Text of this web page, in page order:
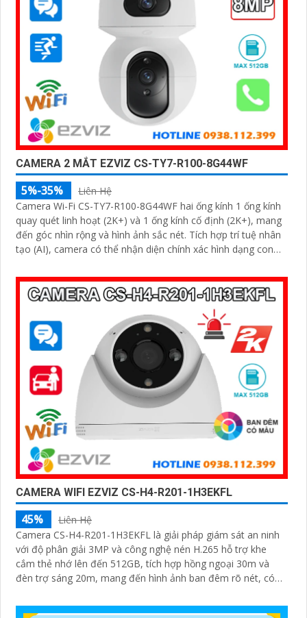
CAMERA 2 MẮT EZVIZ CS-TY7-R100-8G44WF
5%-35%
Liên Hệ
Camera Wi-Fi CS-TY7-R100-8G44WF hai ống kính 1 ống kính
quay quét linh hoạt (2K+) và 1 ống kính cố định (2K+), mang
đến góc nhìn rộng và hình ảnh sắc nét. Tích hợp trí tuệ nhân
tạo (AI), camera có thể nhận diện chính xác hình dạng con
CAMERA WIFI EZVIZ CS-H4-R201-1H3EKFL
45%
Liên Hệ
Camera CS-H4-R201-1H3EKFL là giải pháp giám sát an ninh
với độ phân giải 3MP và công nghệ nén H.265 hỗ trợ khe
cắm thẻ nhớ lên đến 512GB, tích hợp hồng ngoại 30m và
đèn trợ sáng 20m, mang đến hình ảnh ban đêm rõ nét, có